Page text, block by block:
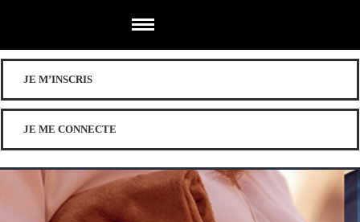
JE M’INSCRIS
JE ME CONNECTE